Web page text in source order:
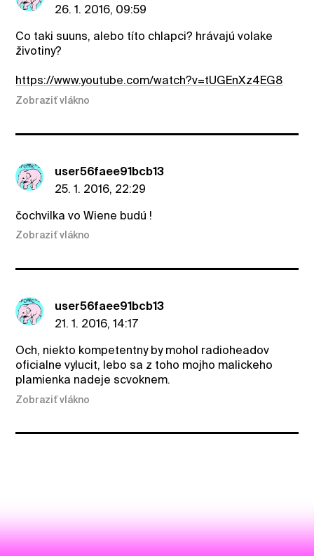
26. 1. 2016, 09:59
Co taki suuns, alebo títo chlapci? hrávajú volake
životiny?
https://www.youtube.com/watch?v=tUGEnXz4EG8
Zobraziť vlákno
user56faee91bcb13
25. 1. 2016, 22:29
čochvilka vo Wiene budú !
Zobraziť vlákno
user56faee91bcb13
21. 1. 2016, 14:17
Och, niekto kompetentny by mohol radioheadov
oficialne vylucit, lebo sa z toho mojho malickeho
plamienka nadeje scvoknem.
Zobraziť vlákno